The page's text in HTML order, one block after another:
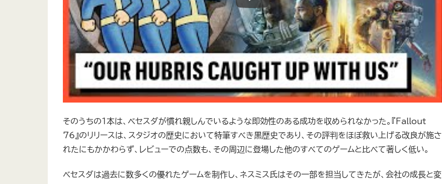
そのうちの1本は、ベセスダが慣れ親しんでいるような即効性のある成功を収められなかった。『Fallout
76』のリリースは、スタジオの歴史において特筆すべき黒歴史であり、その評判をほぼ救い上げる改良が施さ
れたにもかかわらず、レビューでの点数も、その周辺に登場した他のすべてのゲームと比べて著しく低い。
ベセスダは過去に数多くの優れたゲームを制作し、ネスミス氏はその一部を担当してきたが、会社の成長と変